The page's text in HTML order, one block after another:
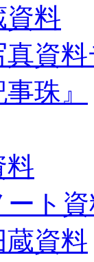
資料
真資
珠』
料
ート
蔵資料